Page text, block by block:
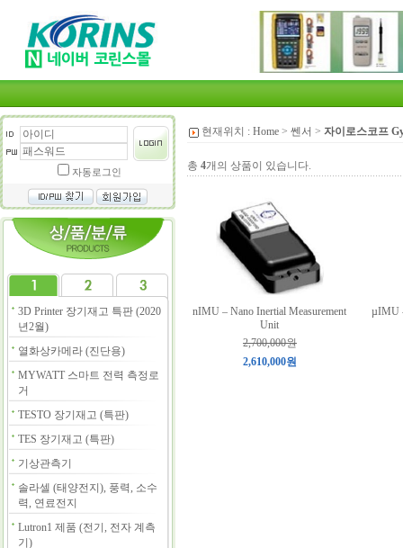
자동로그인
3D Printer 장기재고 특판 (2020
년2월)
열화상카메라 (진단용)
MYWATT 스마트 전력 측정로
거
TESTO 장기재고 (특판)
TES 장기재고 (특판)
기상관측기
솔라셀 (태양전지), 풍력, 소수
력, 연료전지
Lutron1 제품 (전기, 전자 계측
기)
현재위치 : Home > 쎈서 > 자이로스코프
총 4개의 상품이 있습니다.
nIMU – Nano Inertial Measurement
Unit
2,700,000원
2,610,000원
µIMU